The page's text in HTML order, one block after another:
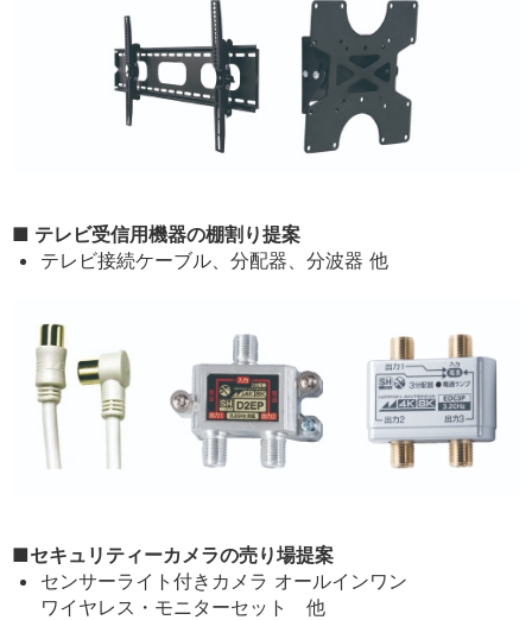
■ テレビ受信用機器の棚割り提案
テレビ接続ケーブル、分配器、分波器 他
■セキュリティーカメラの売り場提案
センサーライト付きカメラ オールインワン
ワイヤレス・モニターセット 他